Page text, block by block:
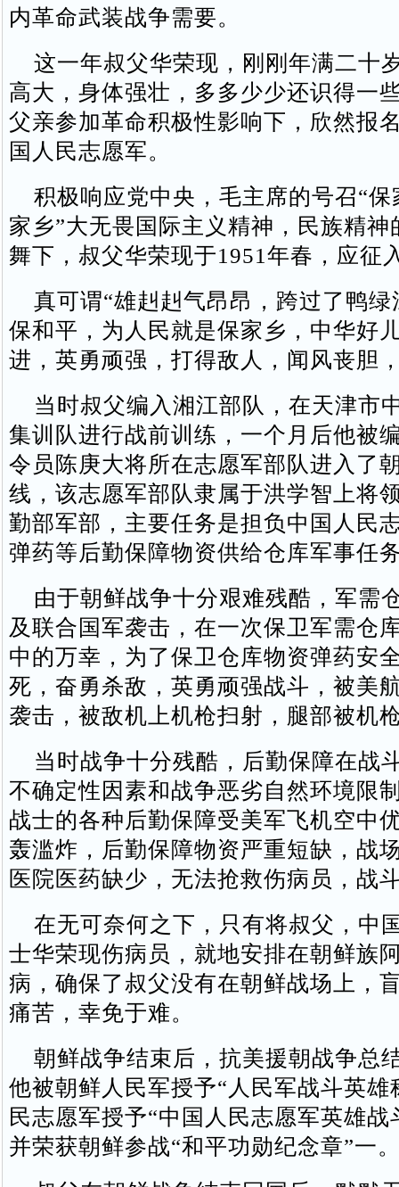
内革命武装战争需要。
这一年叔父华荣现，刚刚年满二十
高大，身体强壮，多多少少还识得一
父亲参加革命积极性影响下，欣然报
国人民志愿军。
积极响应党中央，毛主席的号召“保
家乡”大无畏国际主义精神，民族精神
舞下，叔父华荣现于1951年春，应征
真可谓“雄赳赳气昂昂，跨过了鸭绿
保和平，为人民就是保家乡，中华好
进，英勇顽强，打得敌人，闻风丧胆
当时叔父编入湘江部队，在天津市
集训队进行战前训练，一个月后他被
令员陈庚大将所在志愿军部队进入了
线，该志愿军部队隶属于洪学智上将
勤部军部，主要任务是担负中国人民
弹药等后勤保障物资供给仓库军事任
由于朝鲜战争十分艰难残酷，军需
及联合国军袭击，在一次保卫军需仓
中的万幸，为了保卫仓库物资弹药安
死，奋勇杀敌，英勇顽强战斗，被美
袭击，被敌机上机枪扫射，腿部被机
当时战争十分残酷，后勤保障在战
不确定性因素和战争恶劣自然环境限
战士的各种后勤保障受美军飞机空中
轰滥炸，后勤保障物资严重短缺，战
医院医药缺少，无法抢救伤病员，战
在无可奈何之下，只有将叔父，中
士华荣现伤病员，就地安排在朝鲜族
病，确保了叔父没有在朝鲜战场上，
痛苦，幸免于难。
朝鲜战争结束后，抗美援朝战争总
他被朝鲜人民军授予“人民军战斗英雄
民志愿军授予“中国人民志愿军英雄战
并荣获朝鲜参战“和平功勋纪念章”一